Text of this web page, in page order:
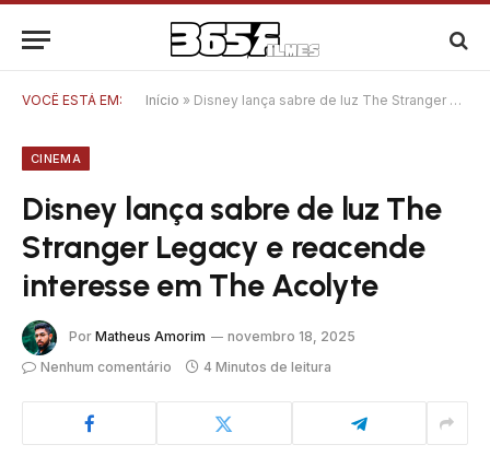
VOCÊ ESTÁ EM: Início » Disney lança sabre de luz The Stranger Legacy e reacende interesse em The Acolyte
CINEMA
Disney lança sabre de luz The
Stranger Legacy e reacende
interesse em The Acolyte
Por Matheus Amorim
novembro 18, 2025
Nenhum comentário
4 Minutos de leitura